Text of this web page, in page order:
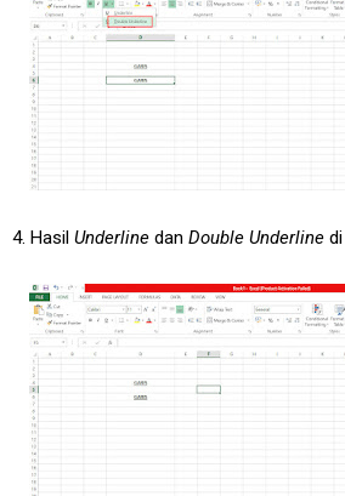
4. Hasil Underline dan Double Underline